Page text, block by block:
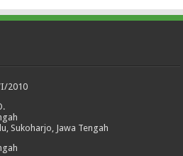
2010
Sukoharjo, Jawa Tengah